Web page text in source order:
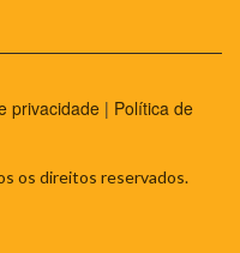
privacidade | Política de
os direitos reservados.